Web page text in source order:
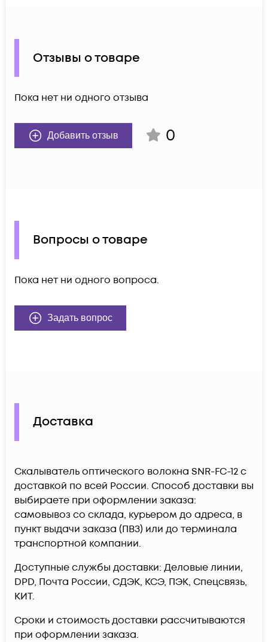
Отзывы о товаре
Пока нет ни одного отзыва
Добавить отзыв 0
Вопросы о товаре
Пока нет ни одного вопроса.
Задать вопрос
Доставка
Скалыватель оптического волокна SNR-FC-12 c
доставкой по всей России. Способ доставки вы
выбираете при оформлении заказа:
самовывоз со склада, курьером до адреса, в
пункт выдачи заказа (ПВЗ) или до терминала
транспортной компании.
Доступные службы доставки: Деловые линии,
DPD, Почта России, СДЭК, КСЭ, ПЭК, Спецсвязь,
КИТ.
Сроки и стоимость доставки рассчитываются
при оформлении заказа.